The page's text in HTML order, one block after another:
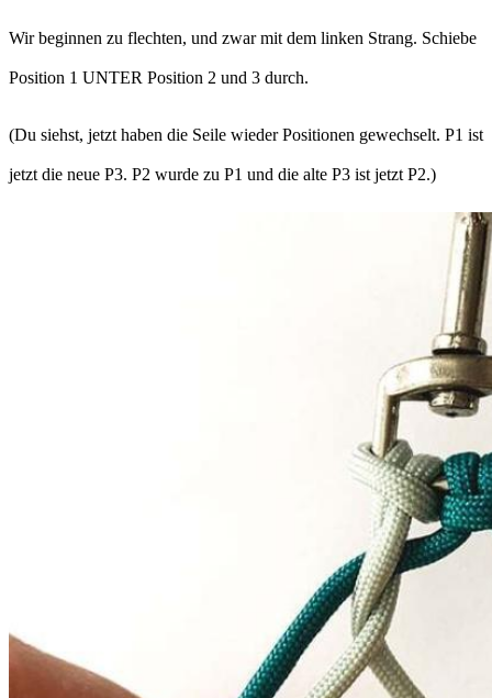
Wir beginnen zu flechten, und zwar mit dem linken Strang. Schiebe
Position 1 UNTER Position 2 und 3 durch.
(Du siehst, jetzt haben die Seile wieder Positionen gewechselt. P1 ist
jetzt die neue P3. P2 wurde zu P1 und die alte P3 ist jetzt P2.)